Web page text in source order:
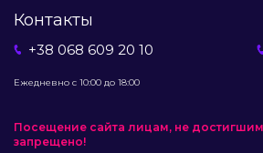
Контакты
+38 068 609 20 10
Ежедневно с 10:00 до 18:00
Посещение сайта лицам, не достигшим
запрещено!